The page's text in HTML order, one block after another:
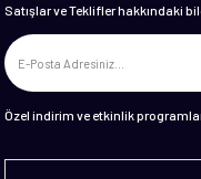
Satışlar ve Teklifler hakkındaki
Özel indirim ve etkinlik